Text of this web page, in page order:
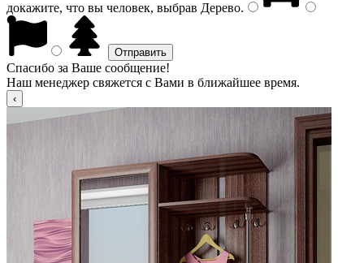
докажите, что вы человек, выбрав Дерево.
Спасибо за Ваше сообщение!
Наш менеджер свяжется с Вами в ближайшее время.